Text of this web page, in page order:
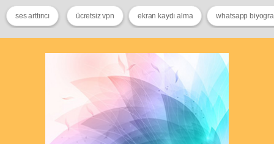
ses arttırıcı ücretsiz vpn ekran kaydı alma whatsapp